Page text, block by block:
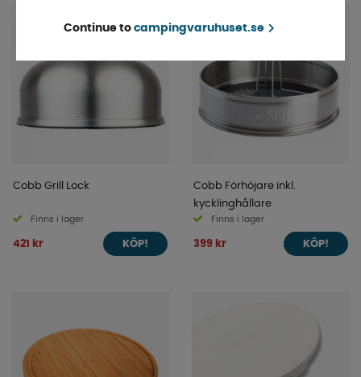
Cobb Grill Lock
Finns i lager
421 kr KÖP!
Cobb Förhöjare inkl.
kycklinghållare
Finns i lager
399 kr KÖP!
Continue to campingvaruhuset.se